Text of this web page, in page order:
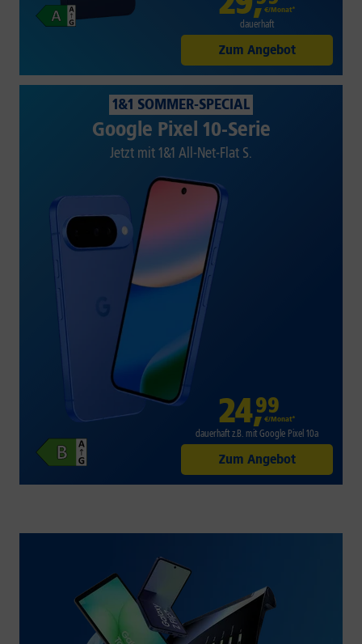
€/Monat*
dauerhaft
Zum Angebot
1&1 SOMMER-SPECIAL
Google Pixel 10-Serie
Jetzt mit 1&1 All-Net-Flat S.
24,99
€/Monat*
dauerhaft z.B. mit Google Pixel 10a
Zum Angebot